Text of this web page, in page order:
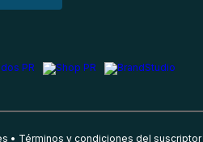
Términos y condiciones del suscriptor